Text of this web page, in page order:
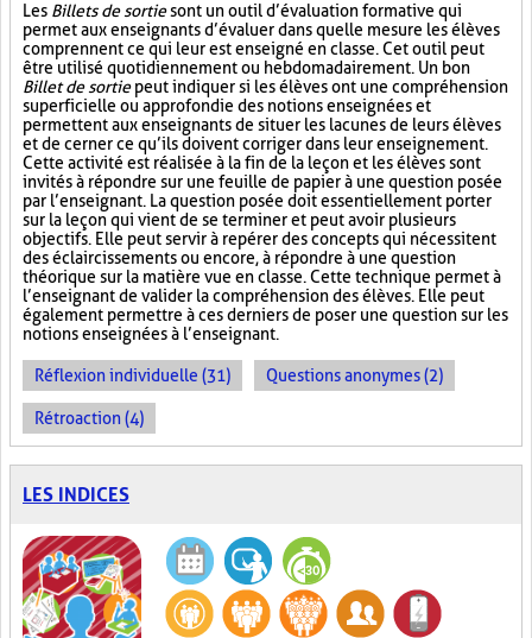
Les Billets de sortiesont un outil d’évaluation formative qui
permet aux enseignants d’évaluer dans quelle mesure les élèves
comprennent ce qui leur est enseigné en classe. Cet outil peut
être utilisé quotidiennement ou hebdomadairement. Un bon
Billet de sortiepeut indiquer si les élèves ont une compréhension
superficielle ou approfondie des notions enseignées et
permettent aux enseignants de situer les lacunes de leurs élèves
et de cerner ce qu’ils doivent corriger dans leur enseignement.
Cette activité est réalisée à la fin de la leçon et les élèves sont
invités à répondre sur une feuille de papier à une question posée
par l’enseignant. La question posée doit essentiellement porter
sur la leçon qui vient de se terminer et peut avoir plusieurs
objectifs. Elle peut servir à repérer des concepts qui nécessitent
des éclaircissements ou encore, à répondre à une question
théorique sur la matière vue en classe. Cette technique permet à
l’enseignant de valider la compréhension des élèves. Elle peut
également permettre à ces derniers de poser une question sur les
notions enseignées à l’enseignant.
Réflexion individuelle (31) Questions anonymes (2)
Rétroaction (4)
LES INDICES